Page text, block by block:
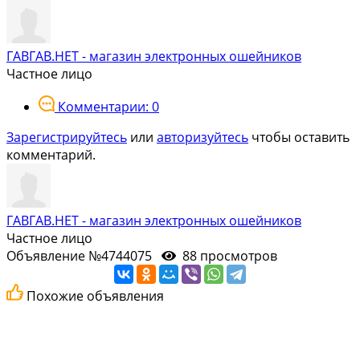
ГАВГАВ.НЕТ - магазин электронных ошейников
Частное лицо
Комментарии: 0
Зарегистрируйтесь или авторизуйтесь чтобы оставить
комментарий.
ГАВГАВ.НЕТ - магазин электронных ошейников
Частное лицо
Объявление №4744075
88 просмотров
Похожие объявления